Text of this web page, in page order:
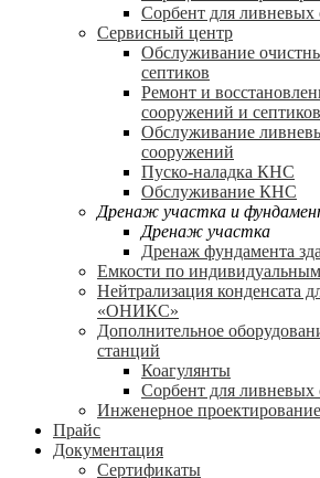
Сорбент для ливневых
Сервисный центр
Обслуживание
септиков
Ремонт и
сооружений и септиков
Обслуживание
сооружений
Пуско-наладка КНС
Обслуживание КНС
Дренаж участка и
Дренаж участка
Дренаж фундамента
Емкости по
Нейтрализация конденсата
«ОНИКС»
Дополнительное
станций
Коагулянты
Сорбент для ливневых
Инженерное
Прайс
Документация
Сертификаты